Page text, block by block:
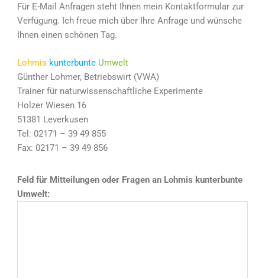
Für E-Mail Anfragen steht Ihnen mein Kontaktformular zur
Verfügung. Ich freue mich über Ihre Anfrage und wünsche
Ihnen einen schönen Tag.
Lohmis kunterbunte Umwelt
Günther Lohmer, Betriebswirt (VWA)
Trainer für naturwissenschaftliche Experimente
Holzer Wiesen 16
51381 Leverkusen
Tel: 02171 – 39 49 855
Fax: 02171 – 39 49 856
Feld für Mitteilungen oder Fragen an Lohmis kunterbunte
Umwelt: